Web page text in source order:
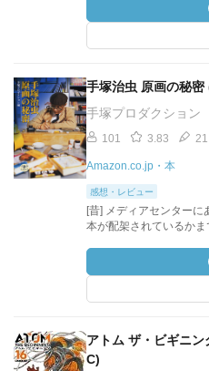
手塚治虫 原画の秘密
手塚プロダクション
101 3.83 21
Amazon.co.jp・本
感想・レビュー
[昔] メディアセンター
本が配架されているかま
アトム ザ・ビギニ
C)